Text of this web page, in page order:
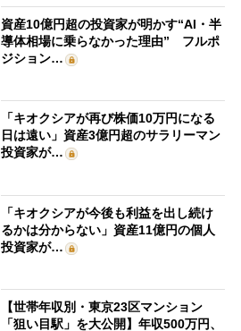
資産10億円超の投資家が明かす“AI・半
導体相場に乗らなかった理由” フルポ
ジション…
「キオクシアが再び株価10万円になる
日は遠い」資産3億円超のサラリーマン
投資家が…
「キオクシアが今後も利益を出し続け
るかは分からない」資産11億円の個人
投資家が…
【世帯年収別・東京23区マンション
「狙い目駅」を大公開】年収500万円、